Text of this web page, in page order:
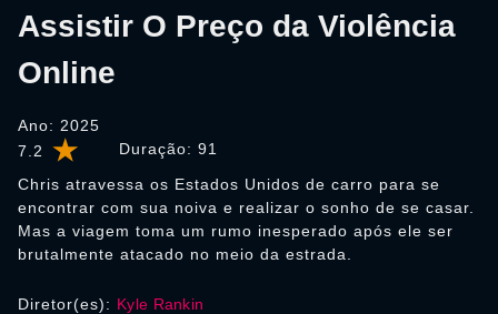
7.2 Duração: 91
Assistir O Preço da Violência
Online
Ano: 2025
Chris atravessa os Estados Unidos de carro para se
encontrar com sua noiva e realizar o sonho de se casar.
Mas a viagem toma um rumo inesperado após ele ser
brutalmente atacado no meio da estrada.
Diretor(es): Kyle Rankin